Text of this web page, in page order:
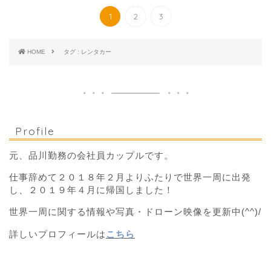
1 2 3
HOME タグ : レンタカー
Profile
元、品川勤務の会社員カップルです。
仕事辞めて２０１８年２月よりふたりで世界一周に出発
し、２０１９年４月に帰国しました！
世界一周に関する情報や写真・ドローン映像を更新中(^^)/
詳しいプロフィールは こちら